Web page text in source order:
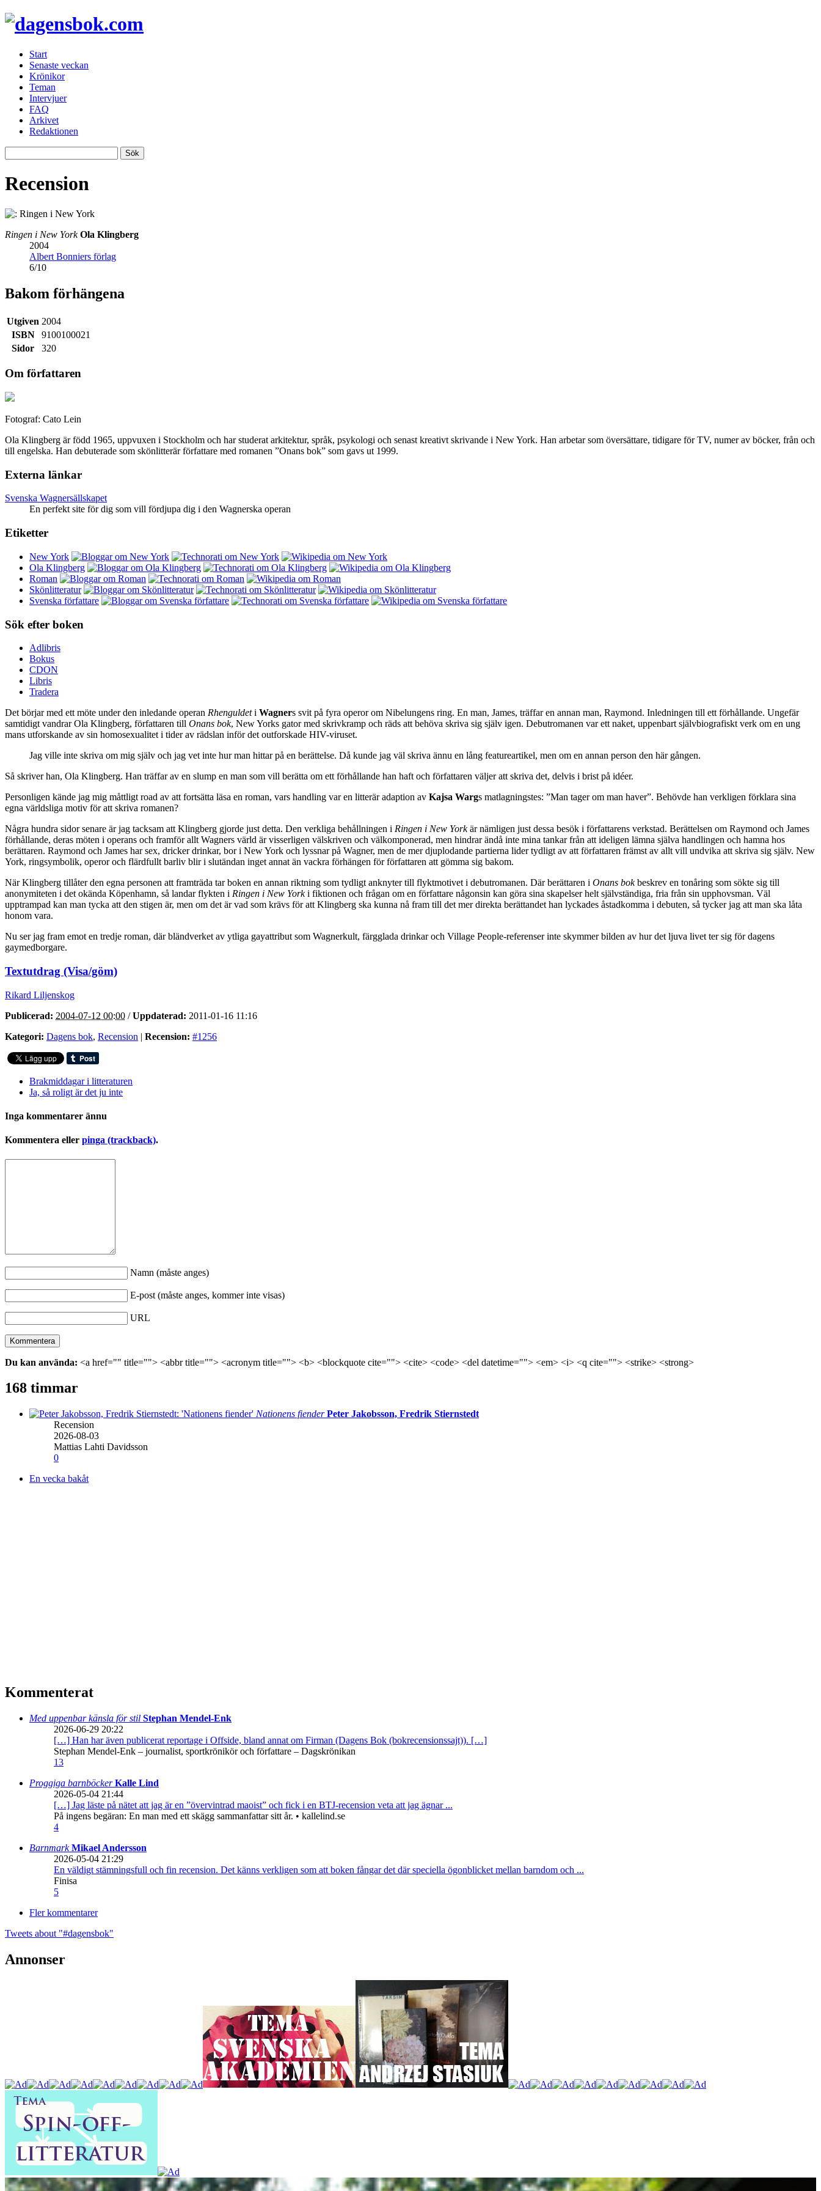
Start
Senaste veckan
Krönikor
Teman
Intervjuer
FAQ
Arkivet
Redaktionen
Recension
Ringen i New York Ola Klingberg
2004
Albert Bonniers förlag
6/10
Bakom förhängena
Utgiven 2004
ISBN
9100100021
Sidor
320
Om författaren
Fotograf: Cato Lein
Ola Klingberg är född 1965, uppvuxen i Stockholm och har studerat arkitektur, språk, psykologi och senast kreativt skrivande i New York. Han arbetar som översättare, tidigare för TV, numer av böcker, från och
till engelska. Han debuterade som skönlitterär författare med romanen ”Onans bok” som gavs ut 1999.
Externa länkar
Svenska Wagnersällskapet
En perfekt site för dig som vill fördjupa dig i den Wagnerska operan
Etiketter
New York
Ola Klingberg
Roman
Skönlitteratur
Svenska författare
Sök efter boken
Adlibris
Bokus
CDON
Libris
Tradera
Det börjar med ett möte under den inledande operan Rhenguldeti Wagners svit på fyra operor om Nibelungens ring. En man, James, träffar en annan man, Raymond. Inledningen till ett förhållande. Ungefär
samtidigt vandrar Ola Klingberg, författaren till Onans bok, New Yorks gator med skrivkramp och räds att behöva skriva sig själv igen. Debutromanen var ett naket, uppenbart självbiografiskt verk om en ung
mans utforskande av sin homosexualitet i tider av rädslan inför det outforskade HIV-viruset.
Jag ville inte skriva om mig själv och jag vet inte hur man hittar på en berättelse. Då kunde jag väl skriva ännu en lång featureartikel, men om en annan person den här gången.
Så skriver han, Ola Klingberg. Han träffar av en slump en man som vill berätta om ett förhållande han haft och författaren väljer att skriva det, delvis i brist på idéer.
Personligen kände jag mig måttligt road av att fortsätta läsa en roman, vars handling var en litterär adaption av Kajsa Wargs matlagningstes: ”Man tager om man haver”. Behövde han verkligen förklara sina
egna världsliga motiv för att skriva romanen?
Några hundra sidor senare är jag tacksam att Klingberg gjorde just detta. Den verkliga behållningen i Ringen i New Yorkär nämligen just dessa besök i författarens verkstad. Berättelsen om Raymond och James
förhållande, deras möten i operans och framför allt Wagners värld är visserligen välskriven och välkomponerad, men hindrar ändå inte mina tankar från att ideligen lämna själva handlingen och hamna hos
berättaren. Raymond och James har sex, dricker drinkar, bor i New York och lyssnar på Wagner, men de mer djuplodande partierna lider tydligt av att författaren främst av allt vill undvika att skriva sig själv. New
York, ringsymbolik, operor och flärdfullt barliv blir i slutändan inget annat än vackra förhängen för författaren att gömma sig bakom.
När Klingberg tillåter den egna personen att framträda tar boken en annan riktning som tydligt anknyter till flyktmotivet i debutromanen. Där berättaren i Onans bokbeskrev en tonåring som sökte sig till
anonymiteten i det okända Köpenhamn, så landar flykten i Ringen i New Yorki fiktionen och frågan om en författare någonsin kan göra sina skapelser helt självständiga, fria från sin upphovsman. Väl
upptrampad kan man tycka att den stigen är, men om det är vad som krävs för att Klingberg ska kunna nå fram till det mer direkta berättandet han lyckades åstadkomma i debuten, så tycker jag att man ska låta
honom vara.
Nu ser jag fram emot en tredje roman, där bländverket av ytliga gayattribut som Wagnerkult, färgglada drinkar och Village People-referenser inte skymmer bilden av hur det ljuva livet ter sig för dagens
gaymedborgare.
Textutdrag (Visa/göm)
Rikard Liljenskog
Publicerad: 2004-07-12 00:00 /Uppdaterad: 2011-01-16 11:16
Kategori: Dagens bok, Recension | Recension: #1256
Brakmiddagar i litteraturen
Ja, så roligt är det ju inte
Inga kommentarer ännu
Kommentera eller pinga (trackback).
Namn (måste anges)
E-post (måste anges, kommer inte visas)
URL
Du kan använda: <a href="" title=""> <abbr title=""> <acronym title=""> <b> <blockquote cite=""> <cite> <code> <del datetime=""> <em> <i> <q cite=""> <strike> <strong>
168 timmar
Nationens fiender Peter Jakobsson, Fredrik Stiernstedt
Recension
2026-08-03
Mattias Lahti Davidsson
0
En vecka bakåt
Kommenterat
Med uppenbar känsla för stil Stephan Mendel-Enk
2026-06-29 20:22
[…] Han har även publicerat reportage i Offside, bland annat om Firman (Dagens Bok (bokrecensionssajt)). […]
Stephan Mendel-Enk – journalist, sportkrönikör och författare – Dagskrönikan
13
Proggiga barnböckerKalle Lind
2026-05-04 21:44
[…] Jag läste på nätet att jag är en ”övervintrad maoist” och fick i en BTJ-recension veta att jag ägnar ...
På ingens begäran: En man med ett skägg sammanfattar sitt år. • kallelind.se
4
BarnmarkMikael Andersson
2026-05-04 21:29
En väldigt stämningsfull och fin recension. Det känns verkligen som att boken fångar det där speciella ögonblicket mellan barndom och ...
Finisa
5
Fler kommentarer
Tweets about "#dagensbok"
Annonser